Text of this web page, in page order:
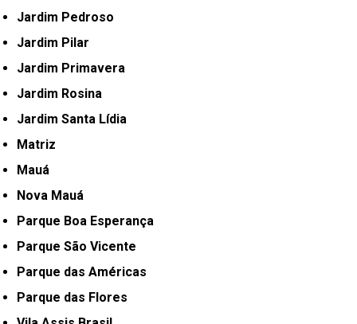
Jardim Pedroso
Jardim Pilar
Jardim Primavera
Jardim Rosina
Jardim Santa Lídia
Matriz
Mauá
Nova Mauá
Parque Boa Esperança
Parque São Vicente
Parque das Américas
Parque das Flores